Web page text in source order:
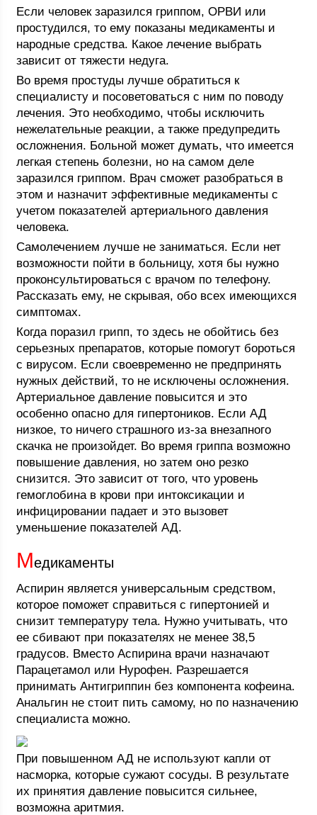
Если человек заразился гриппом, ОРВИ или
простудился, то ему показаны медикаменты и
народные средства. Какое лечение выбрать
зависит от тяжести недуга.
Во время простуды лучше обратиться к
специалисту и посоветоваться с ним по поводу
лечения. Это необходимо, чтобы исключить
нежелательные реакции, а также предупредить
осложнения. Больной может думать, что имеется
легкая степень болезни, но на самом деле
заразился гриппом. Врач сможет разобраться в
этом и назначит эффективные медикаменты с
учетом показателей артериального давления
человека.
Самолечением лучше не заниматься. Если нет
возможности пойти в больницу, хотя бы нужно
проконсультироваться с врачом по телефону.
Рассказать ему, не скрывая, обо всех имеющихся
симптомах.
Когда поразил грипп, то здесь не обойтись без
серьезных препаратов, которые помогут бороться
с вирусом. Если своевременно не предпринять
нужных действий, то не исключены осложнения.
Артериальное давление повысится и это
особенно опасно для гипертоников. Если АД
низкое, то ничего страшного из-за внезапного
скачка не произойдет. Во время гриппа возможно
повышение давления, но затем оно резко
снизится. Это зависит от того, что уровень
гемоглобина в крови при интоксикации и
инфицировании падает и это вызовет
уменьшение показателей АД.
Медикаменты
Аспирин является универсальным средством,
которое поможет справиться с гипертонией и
снизит температуру тела. Нужно учитывать, что
ее сбивают при показателях не менее 38,5
градусов. Вместо Аспирина врачи назначают
Парацетамол или Нурофен. Разрешается
принимать Антигриппин без компонента кофеина.
Анальгин не стоит пить самому, но по назначению
специалиста можно.
При повышенном АД не используют капли от
насморка, которые сужают сосуды. В результате
их принятия давление повысится сильнее,
возможна аритмия.